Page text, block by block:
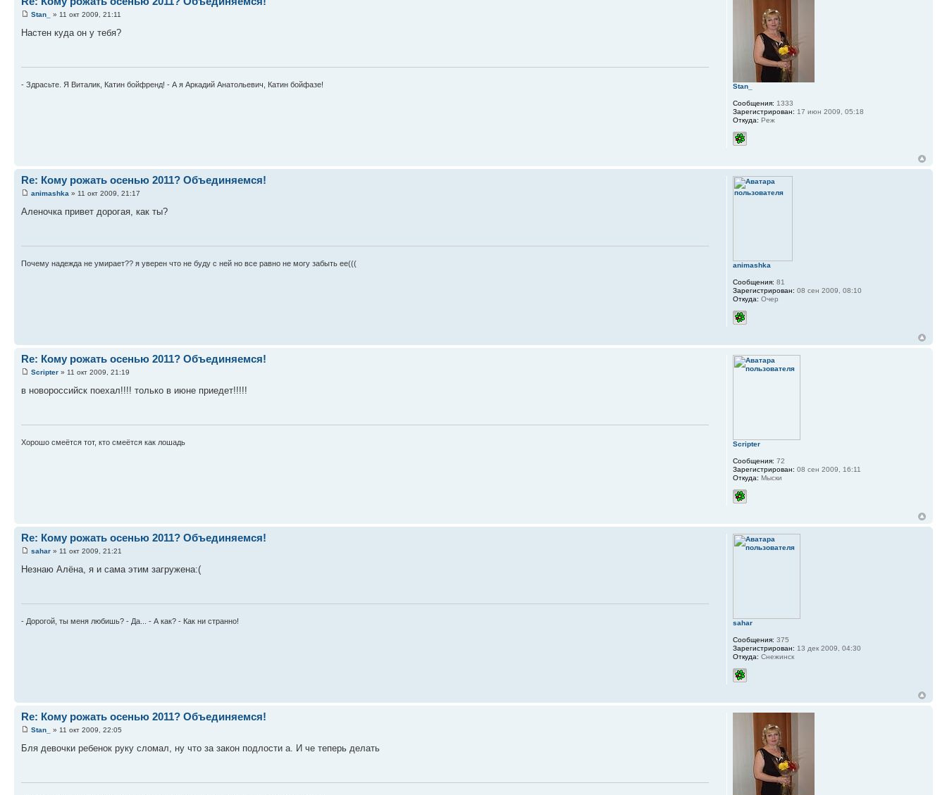
Stan_ » 11 окт 2009, 21:11
Настен куда он у тебя?
- Здрасьте. Я Виталик, Катин бойфренд! - А я Аркадий Анатольевич, Катин бойфазе! Stan_
Сообщения: 1333
Зарегистрирован: 17 июн 2009, 05:18
Откуда: Реж
Re: Кому рожать осенью 2011? Объединяемся!
animashka » 11 окт 2009, 21:17
Аленочка привет дорогая, как ты?
Почему надежда не умирает?? я уверен что не буду с ней но все равно не могу забыть ее((( animashka
Сообщения: 81
Зарегистрирован: 08 сен 2009, 08:10
Откуда: Очер
Re: Кому рожать осенью 2011? Объединяемся!
Scripter » 11 окт 2009, 21:19
в новороссийск поехал!!!! только в июне приедет!!!!!
Хорошо смеётся тот, кто смеётся как лошадь Scripter
Сообщения: 72
Зарегистрирован: 08 сен 2009, 16:11
Откуда: Мыски
Re: Кому рожать осенью 2011? Объединяемся!
sahar » 11 окт 2009, 21:21
Незнаю Алёна, я и сама этим загружена:(
- Дорогой, ты меня любишь? - Да... - А как? - Как ни странно! sahar
Сообщения: 375
Зарегистрирован: 13 дек 2009, 04:30
Откуда: Снежинск
Re: Кому рожать осенью 2011? Объединяемся!
Stan_ » 11 окт 2009, 22:05
Бля девочки ребенок руку сломал, ну что за закон подлости а. И че теперь делать